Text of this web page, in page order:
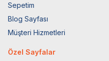
Sepetim
Blog Sayfası
Müşteri Hizmetleri
Özel Sayfalar